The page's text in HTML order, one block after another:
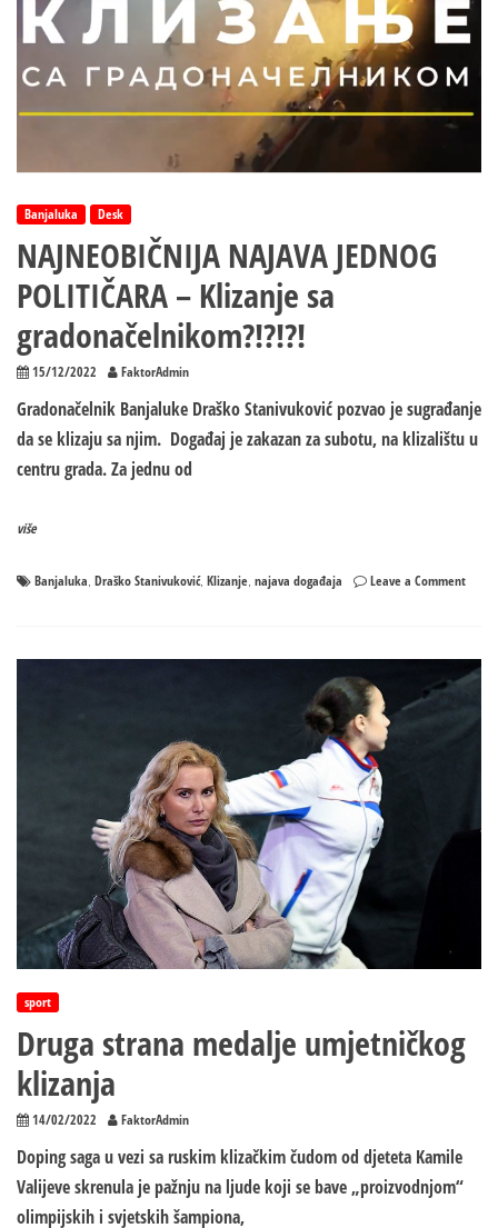
Banjaluka Desk
NAJNEOBIČNIJA NAJAVA JEDNOG
POLITIČARA – Klizanje sa
gradonačelnikom?!?!?!
15/12/2022 FaktorAdmin
Gradonačelnik Banjaluke Draško Stanivuković pozvao je sugrađanje
da se klizaju sa njim. Događaj je zakazan za subotu, na klizalištu u
centru grada. Za jednu od
više
Banjaluka, Draško Stanivuković, Klizanje, najava događaja Leave a Commenton
sport
Druga strana medalje umjetničkog
klizanja
14/02/2022 FaktorAdmin
Doping saga u vezi sa ruskim klizačkim čudom od djeteta Kamile
Valijeve skrenula je pažnju na ljude koji se bave „proizvodnjom“
olimpijskih i svjetskih šampiona,